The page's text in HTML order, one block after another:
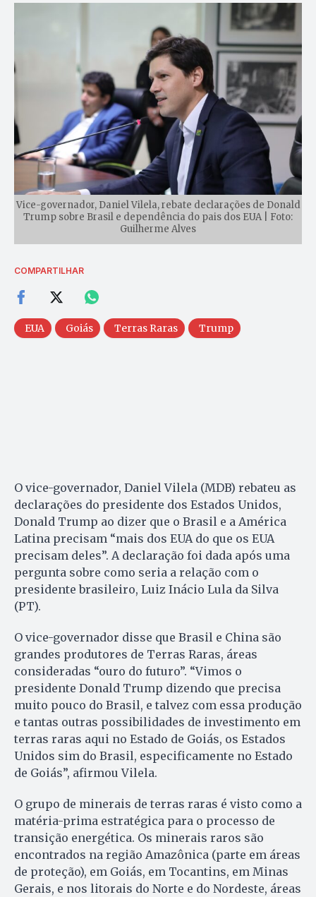
Vice-governador, Daniel Vilela, rebate declarações de Donald
Trump sobre Brasil e dependência do pais dos EUA | Foto:
Guilherme Alves
COMPARTILHAR
EUA Goiás Terras Raras Trump
O vice-governador, Daniel Vilela (MDB) rebateu as
declarações do presidente dos Estados Unidos,
Donald Trump ao dizer que o Brasil e a América
Latina precisam “mais dos EUA do que os EUA
precisam deles”. A declaração foi dada após uma
pergunta sobre como seria a relação com o
presidente brasileiro, Luiz Inácio Lula da Silva
(PT).
O vice-governador disse que Brasil e China são
grandes produtores de Terras Raras, áreas
consideradas “ouro do futuro”. “Vimos o
presidente Donald Trump dizendo que precisa
muito pouco do Brasil, e talvez com essa produção
e tantas outras possibilidades de investimento em
terras raras aqui no Estado de Goiás, os Estados
Unidos sim do Brasil, especificamente no Estado
de Goiás”, afirmou Vilela.
O grupo de minerais de terras raras é visto como a
matéria-prima estratégica para o processo de
transição energética. Os minerais raros são
encontrados na região Amazônica (parte em áreas
de proteção), em Goiás, em Tocantins, em Minas
Gerais, e nos litorais do Norte e do Nordeste, áreas